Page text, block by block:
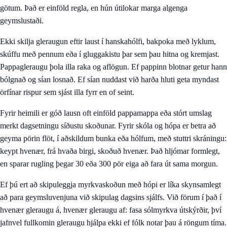
götum. Það er einföld regla, en hún útilokar marga algenga
geymslustaði.
Ekki skilja gleraugun eftir laust í hanskahólfi, bakpoka með lyklum,
skúffu með pennum eða í gluggakistu þar sem þau hitna og kremjast.
Pappagleraugu þola illa raka og aflögun. Ef pappinn blotnar getur hann
bólgnað og sían losnað. Ef sían nuddast við harða hluti geta myndast
örfínar rispur sem sjást illa fyrr en of seint.
Fyrir heimili er góð lausn oft einföld pappamappa eða stórt umslag
merkt dagsetningu síðustu skoðunar. Fyrir skóla og hópa er betra að
geyma pörin flöt, í aðskildum bunka eða hólfum, með stuttri skráningu:
keypt hvenær, frá hvaða birgi, skoðuð hvenær. Það hljómar formlegt,
en sparar rugling þegar 30 eða 300 pör eiga að fara út sama morgun.
Ef þú ert að skipuleggja myrkvaskoðun með hópi er líka skynsamlegt
að para geymsluvenjuna við skipulag dagsins sjálfs. Við förum í það í
hvenær gleraugu á, hvenær gleraugu af: fasa sólmyrkva útskýrðir, því
jafnvel fullkomin gleraugu hjálpa ekki ef fólk notar þau á röngum tíma.